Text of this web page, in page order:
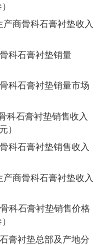
商骨科石膏衬垫收入
科石膏衬垫销量
科石膏衬垫销量市场
科石膏衬垫销售收入
）
科石膏衬垫销售收入
商骨科石膏衬垫收入
科石膏衬垫销售价格
膏衬垫总部及产地分